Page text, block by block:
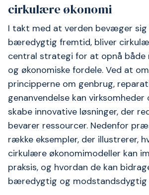
cirkulære økonomi
I takt med at verden bevæger sig
bæredygtig fremtid, bliver
central strategi for at opnå
og økonomiske fordele. Ved at
principperne om genbrug,
genanvendelse kan virksomheder
skabe innovative løsninger, der
bevarer ressourcer. Nedenfor
række eksempler, der illustrerer,
cirkulære økonomimodeller kan
praksis, og hvordan de kan
bæredygtig og modstandsdygtig